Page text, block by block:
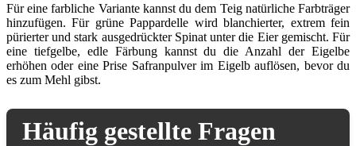
Für eine farbliche Variante kannst du dem Teig natürliche Farbträger
hinzufügen. Für grüne Pappardelle wird blanchierter, extrem fein
pürierter und stark ausgedrückter Spinat unter die Eier gemischt. Für
eine tiefgelbe, edle Färbung kannst du die Anzahl der Eigelbe
erhöhen oder eine Prise Safranpulver im Eigelb auflösen, bevor du
es zum Mehl gibst.
Häufig gestellte Fragen